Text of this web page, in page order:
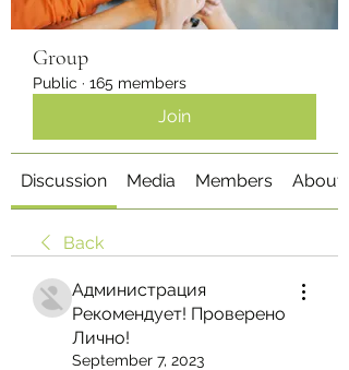
Group
Public · 165 members
Join
Discussion Media Members About
Back
Администрация
Рекомендует! Проверено
Лично!
September 7, 2023